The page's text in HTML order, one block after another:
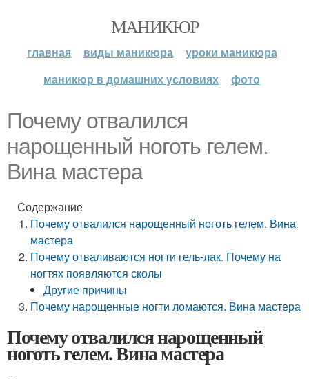
МАНИКЮР
главная виды маникюра
уроки маникюра
маникюр в домашних условиях
фото
Почему отвалился
нарощенный ноготь гелем.
Вина мастера
Содержание
Почему отвалился нарощенный ноготь гелем. Вина
мастера
Почему отваливаются ногти гель-лак. Почему на
ногтях появляются сколы
Другие причины
Почему нарощенные ногти ломаются. Вина мастера
Почему отвалился нарощенный
ноготь гелем. Вина мастера